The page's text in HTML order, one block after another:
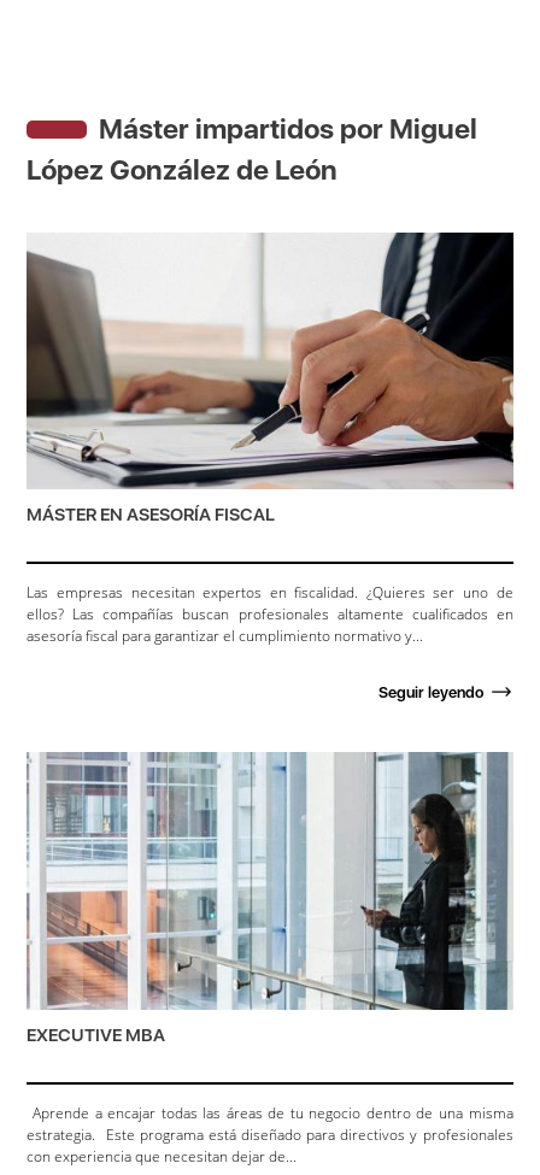
Máster impartidos por Miguel
López González de León
MÁSTER EN ASESORÍA FISCAL
Las empresas necesitan expertos en fiscalidad. ¿Quieres ser uno de
ellos? Las compañías buscan profesionales altamente cualificados en
asesoría fiscal para garantizar el cumplimiento normativo y...
Seguir leyendo
EXECUTIVE MBA
Aprende a encajar todas las áreas de tu negocio dentro de una misma
estrategia. Este programa está diseñado para directivos y profesionales
con experiencia que necesitan dejar de...